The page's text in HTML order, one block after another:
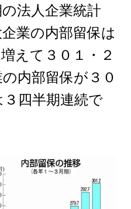
法人企業統計
業の内部留保は
えて３０１・２
内部留保が３０
四半期連続で